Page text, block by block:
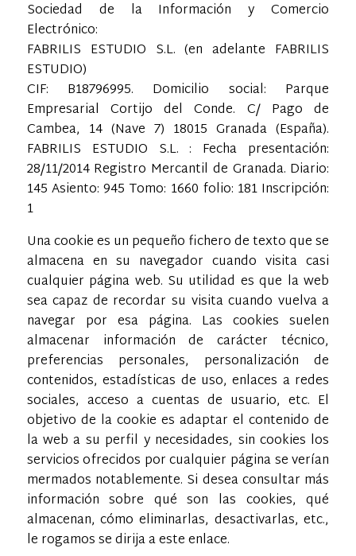
Sociedad de la Información y Comercio
Electrónico:
FABRILIS ESTUDIO S.L. (en adelante FABRILIS
ESTUDIO)
CIF: B18796995. Domicilio social: Parque
Empresarial Cortijo del Conde. C/ Pago de
Cambea, 14 (Nave 7) 18015 Granada (España).
FABRILIS ESTUDIO S.L. : Fecha presentación:
28/11/2014 Registro Mercantil de Granada. Diario:
145 Asiento: 945 Tomo: 1660 folio: 181 Inscripción:
1
Una cookie es un pequeño fichero de texto que se
almacena en su navegador cuando visita casi
cualquier página web. Su utilidad es que la web
sea capaz de recordar su visita cuando vuelva a
navegar por esa página. Las cookies suelen
almacenar información de carácter técnico,
preferencias personales, personalización de
contenidos, estadísticas de uso, enlaces a redes
sociales, acceso a cuentas de usuario, etc. El
objetivo de la cookie es adaptar el contenido de
la web a su perfil y necesidades, sin cookies los
servicios ofrecidos por cualquier página se verían
mermados notablemente. Si desea consultar más
información sobre qué son las cookies, qué
almacenan, cómo eliminarlas, desactivarlas, etc.,
le rogamos se dirija a este enlace.